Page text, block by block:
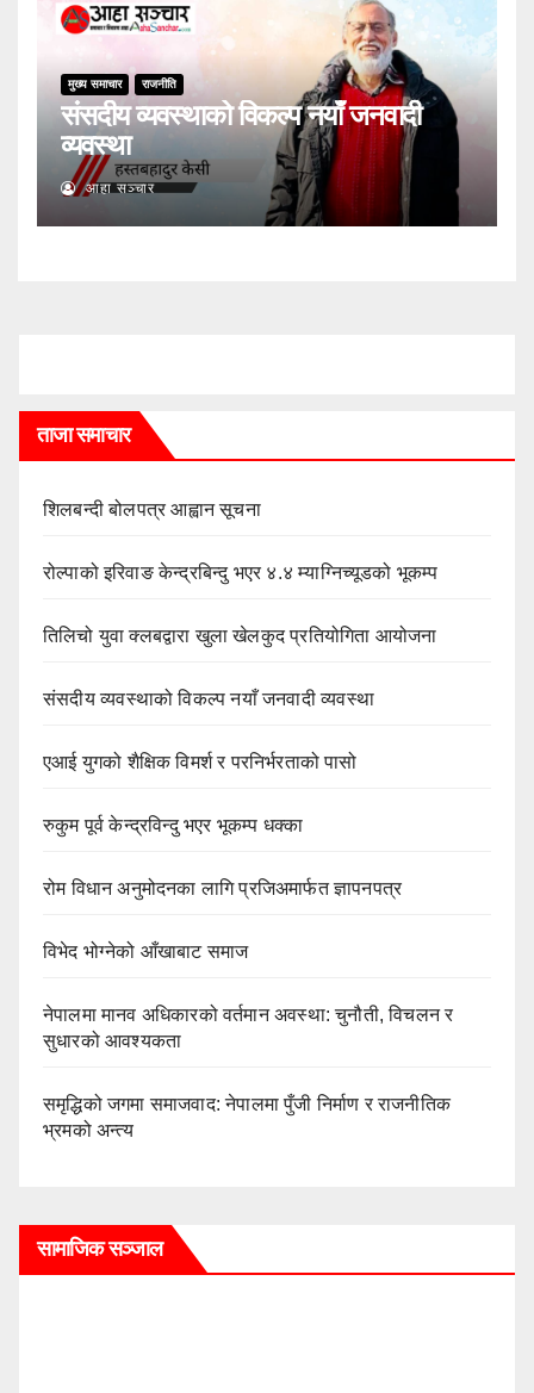
मुख्य समाचार राजनीति
संसदीय व्यवस्थाको विकल्प नयाँ जनवादी
व्यवस्था
आहा सञ्चार
ताजा समाचार
शिलबन्दी बोलपत्र आह्वान सूचना
रोल्पाको इरिवाङ केन्द्रबिन्दु भएर ४.४ म्याग्निच्यूडको भूकम्प
तिलिचो युवा क्लबद्वारा खुला खेलकुद प्रतियोगिता आयोजना
संसदीय व्यवस्थाको विकल्प नयाँ जनवादी व्यवस्था
एआई युगको शैक्षिक विमर्श र परनिर्भरताको पासो
रुकुम पूर्व केन्द्रविन्दु भएर भूकम्प धक्का
रोम विधान अनुमोदनका लागि प्रजिअमार्फत ज्ञापनपत्र
विभेद भोग्नेको आँखाबाट समाज
नेपालमा मानव अधिकारको वर्तमान अवस्था: चुनौती, विचलन र
सुधारको आवश्यकता
समृद्धिको जगमा समाजवाद: नेपालमा पुँजी निर्माण र राजनीतिक
भ्रमको अन्त्य
सामाजिक सञ्जाल